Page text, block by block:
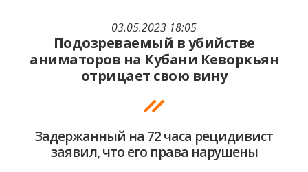
03.05.2023 18:05
Подозреваемый в убийстве
аниматоров на Кубани Кеворкьян
отрицает свою вину
Задержанный на 72 часа рецидивист
заявил, что его права нарушены